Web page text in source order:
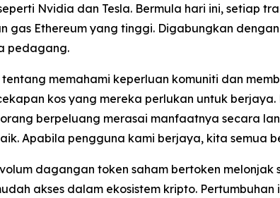
Nvidia dan Tesla. Bermula hari ini, setiap
gas Ethereum yang tinggi. Digabungkan
pedagang.
memahami keperluan komuniti dan
kos yang mereka perlukan untuk
berpeluang merasai manfaatnya secara
Apabila pengguna kami berjaya, kita semua
dagangan token saham bertoken melonjak
akses dalam ekosistem kripto. Pertumbuhan